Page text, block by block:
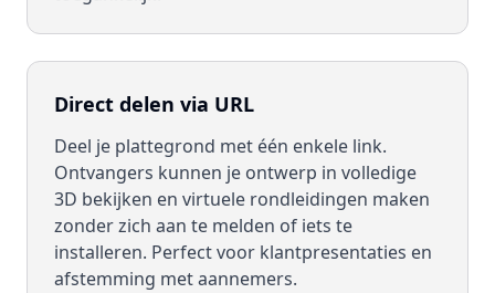
Direct delen via URL
Deel je plattegrond met één enkele link.
Ontvangers kunnen je ontwerp in volledige
3D bekijken en virtuele rondleidingen maken
zonder zich aan te melden of iets te
installeren. Perfect voor klantpresentaties en
afstemming met aannemers.